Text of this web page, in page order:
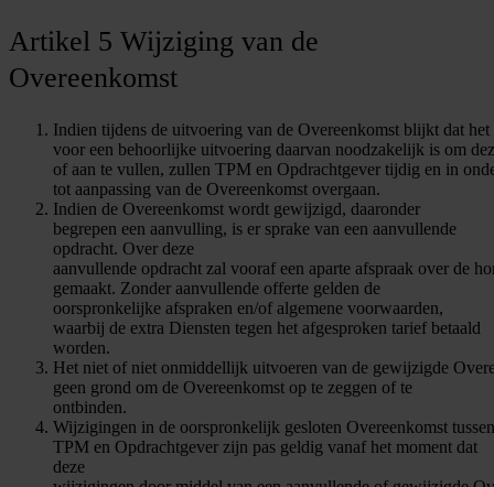
Artikel 5 Wijziging van de
Overeenkomst
Indien tijdens de uitvoering van de Overeenkomst blijkt dat het
voor een behoorlijke uitvoering daarvan noodzakelijk is om
of aan te vullen, zullen TPM en Opdrachtgever tijdig en in
tot aanpassing van de Overeenkomst overgaan.
Indien de Overeenkomst wordt gewijzigd, daaronder
begrepen een aanvulling, is er sprake van een aanvullende
opdracht. Over deze
aanvullende opdracht zal vooraf een aparte afspraak over de
gemaakt. Zonder aanvullende offerte gelden de
oorspronkelijke afspraken en/of algemene voorwaarden,
waarbij de extra Diensten tegen het afgesproken tarief betaald
worden.
Het niet of niet onmiddellijk uitvoeren van de gewijzigde
geen grond om de Overeenkomst op te zeggen of te
ontbinden.
Wijzigingen in de oorspronkelijk gesloten Overeenkomst tussen
TPM en Opdrachtgever zijn pas geldig vanaf het moment dat
deze